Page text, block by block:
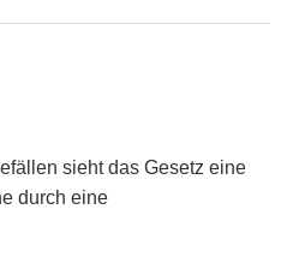
sieht das Gesetz eine
durch eine